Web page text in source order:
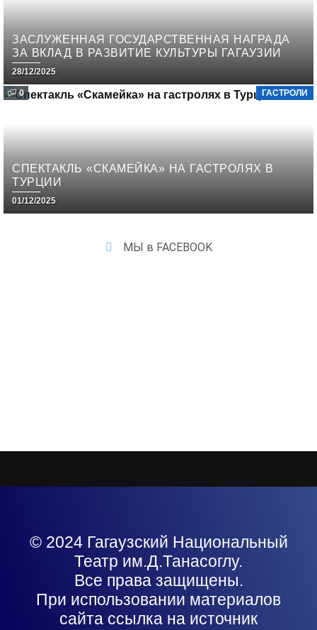
ЗАСЛУЖЕННАЯ ГОСУДАРСТВЕННАЯ НАГРАДА
ЗА ВКЛАД В РАЗВИТИЕ КУЛЬТУРЫ ГАГАУЗИИ
28/12/2025
0 ГАСТРОЛИ
СПЕКТАКЛЬ «СКАМЕЙКА» НА ГАСТРОЛЯХ В
ТУРЦИИ
01/12/2025
МЫ в FACEBOOK
© 2024 Гагаузский Национальный
Театр им.Д.Танасоглу.
Все права защищены.
При использовании материалов
сайта ссылка на источник